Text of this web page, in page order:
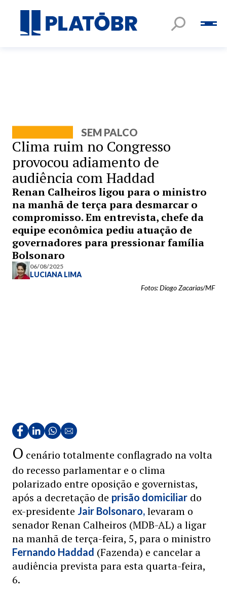
SEM PALCO
Clima ruim no Congresso
provocou adiamento de
audiência com Haddad
Renan Calheiros ligou para o ministro
na manhã de terça para desmarcar o
compromisso. Em entrevista, chefe da
equipe econômica pediu atuação de
governadores para pressionar família
Bolsonaro
06/08/2025
LUCIANA LIMA
Fotos: Diogo Zacarias/MF
O cenário totalmente conflagrado na volta
do recesso parlamentar e o clima
polarizado entre oposição e governistas,
após a decretação de prisão domiciliar do
ex-presidente Jair Bolsonaro, levaram o
senador Renan Calheiros (MDB-AL) a ligar
na manhã de terça-feira, 5, para o ministro
Fernando Haddad (Fazenda) e cancelar a
audiência prevista para esta quarta-feira,
6.